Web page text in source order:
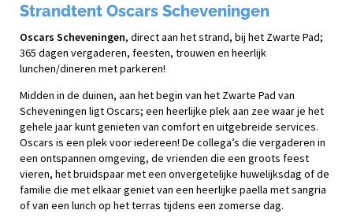
Strandtent Oscars Scheveningen
Oscars Scheveningen, direct aan het strand, bij het Zwarte Pad;
365 dagen vergaderen, feesten, trouwen en heerlijk
lunchen/dineren met parkeren!
Midden in de duinen, aan het begin van het Zwarte Pad van
Scheveningen ligt Oscars; een heerlijke plek aan zee waar je het
gehele jaar kunt genieten van comfort en uitgebreide services.
Oscars is een plek voor iedereen! De collega’s die vergaderen in
een ontspannen omgeving, de vrienden die een groots feest
vieren, het bruidspaar met een onvergetelijke huwelijksdag of de
familie die met elkaar geniet van een heerlijke paella met sangria
of van een lunch op het terras tijdens een zomerse dag.